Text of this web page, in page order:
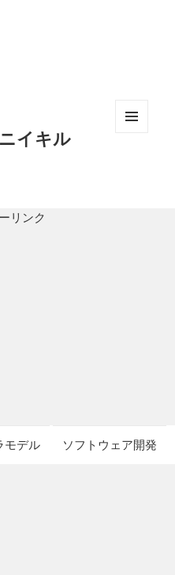
イキル
リンク
モデル ソフトウェア開発